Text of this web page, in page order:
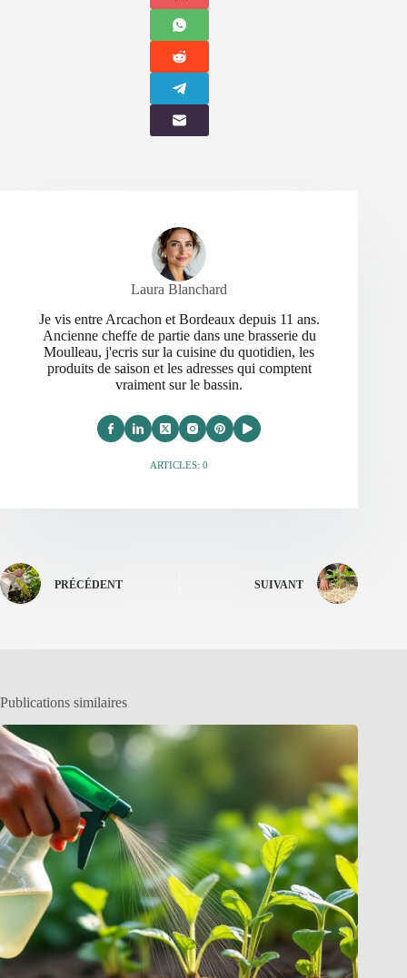
Laura Blanchard
Je vis entre Arcachon et Bordeaux depuis 11 ans.
Ancienne cheffe de partie dans une brasserie du
Moulleau, j'ecris sur la cuisine du quotidien, les
produits de saison et les adresses qui comptent
vraiment sur le bassin.
ARTICLES: 0
PRÉCÉDENT SUIVANT
Publications similaires